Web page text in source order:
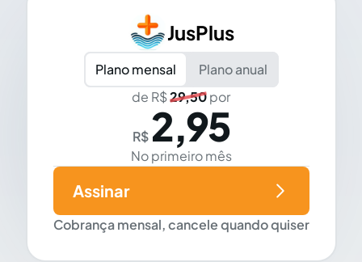
JusPlus
Plano mensal
Plano anual
de R$29,50por
R$ 2,95
No primeiro mês
Cobrança mensal, cancele quando quiser
Assinar